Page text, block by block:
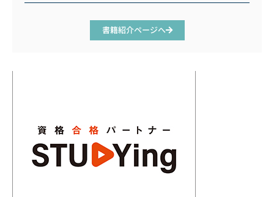
書籍紹介ページへ